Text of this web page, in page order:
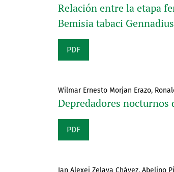
Relación entre la etapa
Bemisia tabaci Gennadius
PDF
Wilmar Ernesto Morjan Erazo,
Depredadores nocturnos
PDF
Ian Alexei Zelaya Chávez, Abelino